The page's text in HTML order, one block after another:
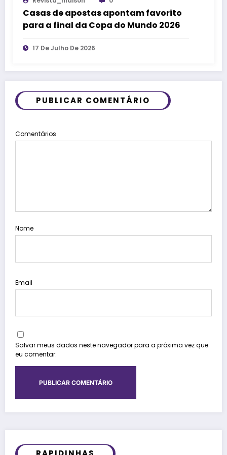
Casas de apostas apontam favorito
para a final da Copa do Mundo 2026
17 De Julho De 2026
PUBLICAR COMENTÁRIO
Comentários
Nome
Email
Salvar meus dados neste navegador para a próxima vez que
eu comentar.